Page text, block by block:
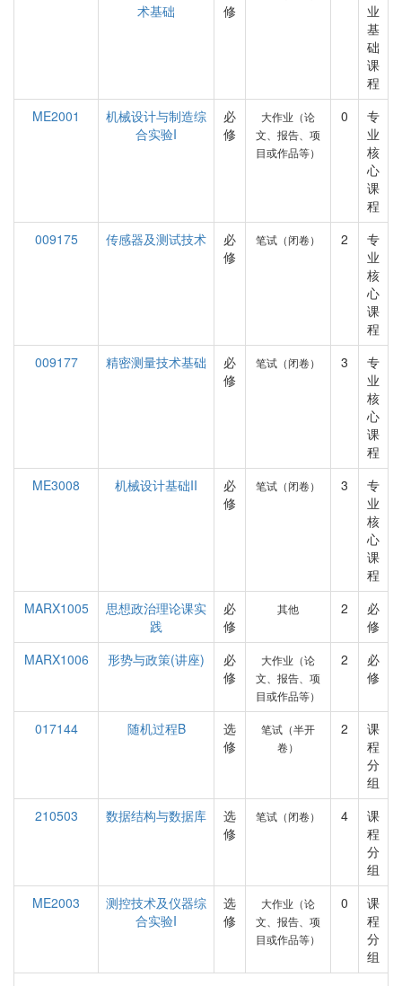
术基础
修
业
基
础
课
程
ME2001
机械设计与制造综
合实验I
必
修
大作业（论
文、报告、项
目或作品等）
0
专
业
核
心
课
程
009175
传感器及测试技术
必
修
笔试（闭卷） 2
专
业
核
心
课
程
009177
精密测量技术基础
必
修
笔试（闭卷） 3
专
业
核
心
课
程
ME3008
机械设计基础II
必
修
笔试（闭卷） 3
专
业
核
心
课
程
MARX1005
思想政治理论课实
践
必
修
其他 2
必
修
MARX1006
形势与政策(讲座)
必
修
大作业（论
文、报告、项
目或作品等）
2
必
修
017144 随机过程B
选
修
笔试（半开
卷）
2
课
程
分
组
210503
数据结构与数据库
选
修
笔试（闭卷） 4
课
程
分
组
ME2003
测控技术及仪器综
合实验I
选
修
大作业（论
文、报告、项
目或作品等）
0
课
程
分
组